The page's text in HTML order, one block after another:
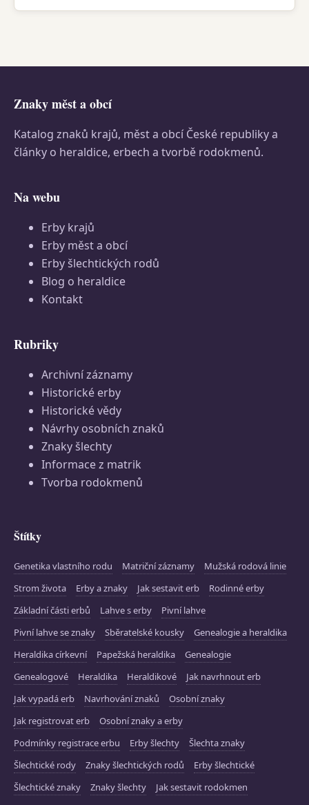
Znaky měst a obcí
Katalog znaků krajů, měst a obcí České republiky a
články o heraldice, erbech a tvorbě rodokmenů.
Na webu
Erby krajů
Erby měst a obcí
Erby šlechtických rodů
Blog o heraldice
Kontakt
Rubriky
Archivní záznamy
Historické erby
Historické vědy
Návrhy osobních znaků
Znaky šlechty
Informace z matrik
Tvorba rodokmenů
Štítky
Genetika vlastního rodu Matriční záznamy
Mužská rodová linie
Strom života
Erby a znaky Jak sestavit erb
Rodinné erby
Základní části erbů
Lahve s erby
Pivní lahve
Pivní lahve se znaky
Sběratelské kousky
Genealogie a heraldika
Heraldika církevní
Papežská heraldika
Genealogie
Genealogové
Heraldika Heraldikové
Jak navrhnout erb
Jak vypadá erb
Navrhování znaků
Osobní znaky
Jak registrovat erb
Osobní znaky a erby
Podmínky registrace erbu
Erby šlechty
Šlechta znaky
Šlechtické rody
Znaky šlechtických rodů
Erby šlechtické
Šlechtické znaky
Znaky šlechty
Jak sestavit rodokmen